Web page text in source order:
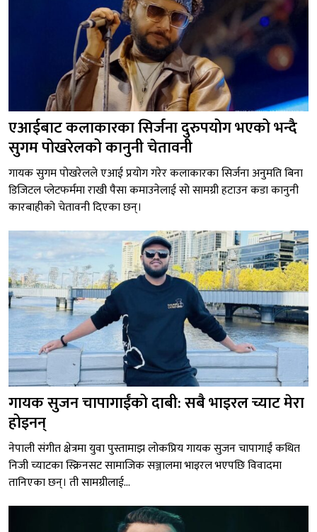
एआईबाट कलाकारका सिर्जना दुरुपयोग भएको भन्दै
सुगम पोखरेलको कानुनी चेतावनी
गायक सुगम पोखरेलले एआई प्रयोग गरेर कलाकारका सिर्जना अनुमति बिना
डिजिटल प्लेटफर्ममा राखी पैसा कमाउनेलाई सो सामग्री हटाउन कडा कानुनी
कारबाहीको चेतावनी दिएका छन्।
गायक सुजन चापागाईंको दाबी: सबै भाइरल च्याट मेरा
होइनन्
नेपाली संगीत क्षेत्रमा युवा पुस्तामाझ लोकप्रिय गायक सुजन चापागाईं कथित
निजी च्याटका स्क्रिनसट सामाजिक सञ्जालमा भाइरल भएपछि विवादमा
तानिएका छन्। ती सामग्रीलाई...